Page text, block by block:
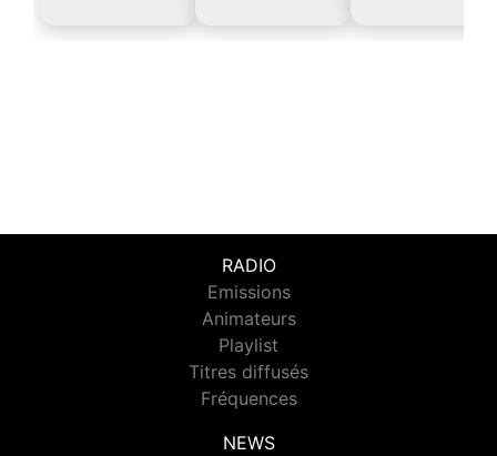
RADIO
Emissions
Animateurs
Playlist
Titres diffusés
Fréquences
NEWS